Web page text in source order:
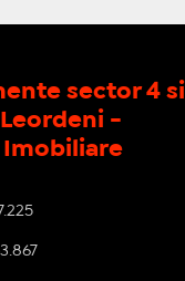
sector 4 si
-
Imobiliare